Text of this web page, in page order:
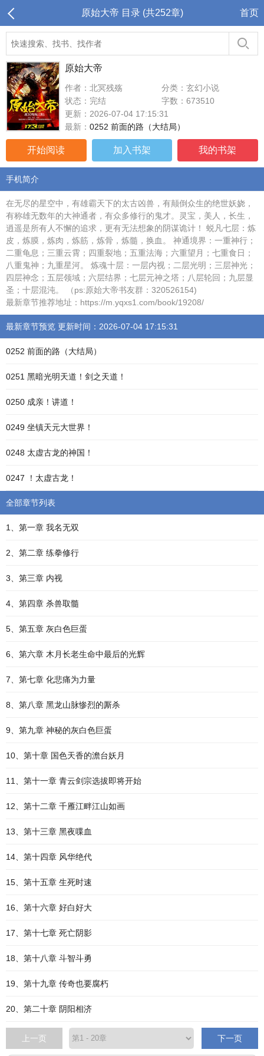
原始大帝 目录 (共252章) 首页
原始大帝
作者：北冥残殇
分类：玄幻小说
状态：完结
字数：673510
更新：2026-07-04 17:15:31
最新： 0252 前面的路（大结局）
开始阅读 加入书架 我的书架
手机简介
在无尽的星空中，有雄霸天下的太古凶兽，有颠倒众生的绝世妖娆，
有称雄无数年的大神通者，有众多修行的鬼才。灵宝，美人，长生，
逍遥是所有人不懈的追求，更有无法想象的阴谋诡计！ 蜕凡七层：炼
皮，炼膜，炼肉，炼筋，炼骨，炼髓，换血。 神通境界：一重神行；
二重龟息；三重云霄；四重裂地；五重法海；六重望月；七重食日；
八重鬼神；九重星河。 炼魂十层：一层内视；二层光明；三层神光；
四层神念；五层领域；六层结界；七层元神之塔；八层轮回；九层显
圣；十层混沌。 （ps:原始大帝书友群：320526154)
最新章节推荐地址：https://m.yqxs1.com/book/19208/
最新章节预览 更新时间：2026-07-04 17:15:31
0252 前面的路（大结局）
0251 黑暗光明天道！剑之天道！
0250 成亲！讲道！
0249 坐镇天元大世界！
0248 太虚古龙的神国！
0247 ！太虚古龙！
全部章节列表
1、第一章 我名无双
2、第二章 练拳修行
3、第三章 内视
4、第四章 杀兽取髓
5、第五章 灰白色巨蛋
6、第六章 木月长老生命中最后的光辉
7、第七章 化悲痛为力量
8、第八章 黑龙山脉惨烈的厮杀
9、第九章 神秘的灰白色巨蛋
10、第十章 国色天香的澹台妖月
11、第十一章 青云剑宗选拔即将开始
12、第十二章 千雁江畔江山如画
13、第十三章 黑夜喋血
14、第十四章 风华绝代
15、第十五章 生死时速
16、第十六章 好白好大
17、第十七章 死亡阴影
18、第十八章 斗智斗勇
19、第十九章 传奇也要腐朽
20、第二十章 阴阳相济
上一页 下一页